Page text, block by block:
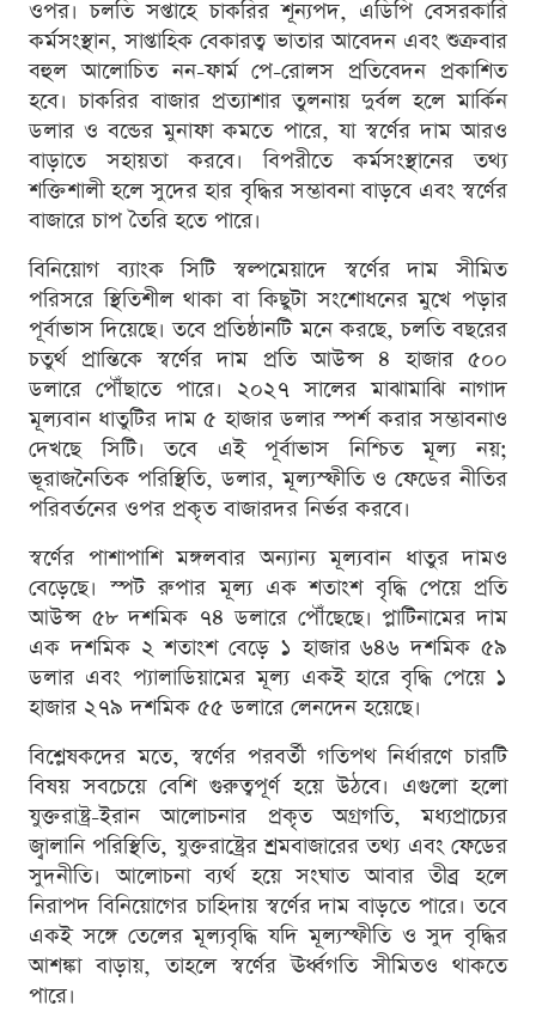
ওপর। চলতি সপ্তাহে চাকরির শূন্যপদ, এডিপি বেসরকারি
কর্মসংস্থান, সাপ্তাহিক বেকারত্ব ভাতার আবেদন এবং শুক্রবার
বহুল আলোচিত নন-ফার্ম পে-রোলস প্রতিবেদন প্রকাশিত
হবে। চাকরির বাজার প্রত্যাশার তুলনায় দুর্বল হলে মার্কিন
ডলার ও বন্ডের মুনাফা কমতে পারে, যা স্বর্ণের দাম আরও
বাড়াতে সহায়তা করবে। বিপরীতে কর্মসংস্থানের তথ্য
শক্তিশালী হলে সুদের হার বৃদ্ধির সম্ভাবনা বাড়বে এবং স্বর্ণের
বাজারে চাপ তৈরি হতে পারে।
বিনিয়োগ ব্যাংক সিটি স্বল্পমেয়াদে স্বর্ণের দাম সীমিত
পরিসরে স্থিতিশীল থাকা বা কিছুটা সংশোধনের মুখে পড়ার
পূর্বাভাস দিয়েছে। তবে প্রতিষ্ঠানটি মনে করছে, চলতি বছরের
চতুর্থ প্রান্তিকে স্বর্ণের দাম প্রতি আউন্স ৪ হাজার ৫০০
ডলারে পৌঁছাতে পারে। ২০২৭ সালের মাঝামাঝি নাগাদ
মূল্যবান ধাতুটির দাম ৫ হাজার ডলার স্পর্শ করার সম্ভাবনাও
দেখছে সিটি। তবে এই পূর্বাভাস নিশ্চিত মূল্য নয়;
ভূরাজনৈতিক পরিস্থিতি, ডলার, মূল্যস্ফীতি ও ফেডের নীতির
পরিবর্তনের ওপর প্রকৃত বাজারদর নির্ভর করবে।
স্বর্ণের পাশাপাশি মঙ্গলবার অন্যান্য মূল্যবান ধাতুর দামও
বেড়েছে। স্পট রুপার মূল্য এক শতাংশ বৃদ্ধি পেয়ে প্রতি
আউন্স ৫৮ দশমিক ৭৪ ডলারে পৌঁছেছে। প্লাটিনামের দাম
এক দশমিক ২ শতাংশ বেড়ে ১ হাজার ৬৪৬ দশমিক ৫৯
ডলার এবং প্যালাডিয়ামের মূল্য একই হারে বৃদ্ধি পেয়ে ১
হাজার ২৭৯ দশমিক ৫৫ ডলারে লেনদেন হয়েছে।
বিশ্লেষকদের মতে, স্বর্ণের পরবর্তী গতিপথ নির্ধারণে চারটি
বিষয় সবচেয়ে বেশি গুরুত্বপূর্ণ হয়ে উঠবে। এগুলো হলো
যুক্তরাষ্ট্র-ইরান আলোচনার প্রকৃত অগ্রগতি, মধ্যপ্রাচ্যের
জ্বালানি পরিস্থিতি, যুক্তরাষ্ট্রের শ্রমবাজারের তথ্য এবং ফেডের
সুদনীতি। আলোচনা ব্যর্থ হয়ে সংঘাত আবার তীব্র হলে
নিরাপদ বিনিয়োগের চাহিদায় স্বর্ণের দাম বাড়তে পারে। তবে
একই সঙ্গে তেলের মূল্যবৃদ্ধি যদি মূল্যস্ফীতি ও সুদ বৃদ্ধির
আশঙ্কা বাড়ায়, তাহলে স্বর্ণের ঊর্ধ্বগতি সীমিতও থাকতে
পারে।